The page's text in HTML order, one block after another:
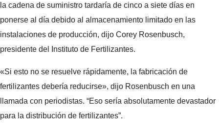
la cadena de suministro tardaría de cinco a siete días en
ponerse al día debido al almacenamiento limitado en las
instalaciones de producción, dijo Corey Rosenbusch,
presidente del Instituto de Fertilizantes.
«Si esto no se resuelve rápidamente, la fabricación de
fertilizantes debería reducirse», dijo Rosenbusch en una
llamada con periodistas. “Eso sería absolutamente devastador
para la distribución de fertilizantes”.